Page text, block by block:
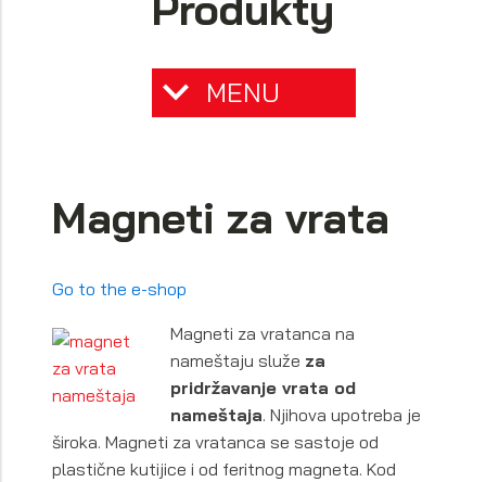
MENU
Magneti za vrata
Go to the e-shop
Magneti za vratanca na
nameštaju služe za
pridržavanje vrata od
nameštaja. Njihova upotreba je
široka. Magneti za vratanca se sastoje od
plastične kutijice i od feritnog magneta. Kod